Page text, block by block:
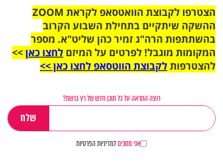
הצטרפו לקבוצת הוואטסאפ לקראת ZOOM
ההשקה שיתקיים בתחילת השבוע הקרוב
בהשתתפות הרה"ג זמיר כהן שליט"א. מספר
המקומות מוגבל! לפרטים על המיזם לחצו כאן>>
להצטרפותלקבוצת הווטסאפ לחצו כאן >>
רוצה התראה על כל תוכן חדש של רץ ברשת?
אני מסכיםלמדיניות הפרטיות